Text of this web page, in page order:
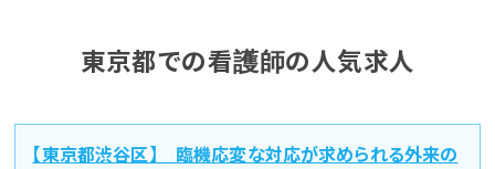
東京都での看護師の人気求人
【東京都渋谷区】 臨機応変な対応が求められる外来の